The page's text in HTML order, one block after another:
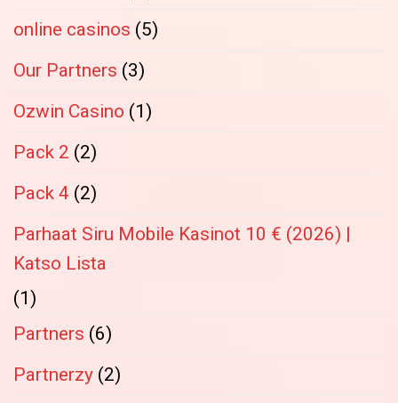
online casinos (5)
Our Partners (3)
Ozwin Casino (1)
Pack 2 (2)
Pack 4 (2)
Parhaat Siru Mobile Kasinot 10 € (2026) |
Katso Lista
(1)
Partners (6)
Partnerzy (2)